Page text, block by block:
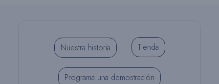
Nuestra historia Tienda
Programa una demostración